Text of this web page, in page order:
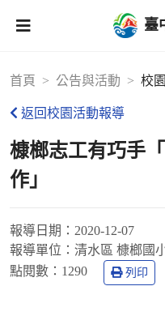
臺
首頁 公告與活動 校
返回校園活動報導
槺榔志工有巧手
作」
報導日期： 2020-12-07
報導單位： 清水區 槺榔國
點閱數： 1290 列印